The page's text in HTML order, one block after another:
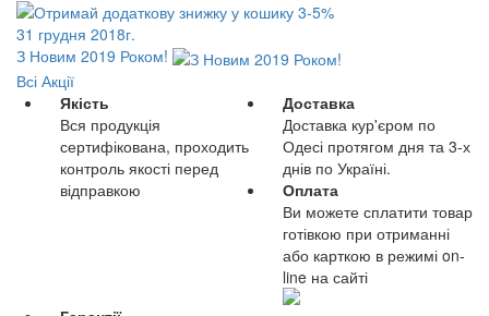
31 грудня 2018г.
З Новим 2019 Роком!
Всі Акції
Якість
Вся продукція
сертифікована, проходить
контроль якості перед
відправкою
Доставка
Доставка кур'єром по
Одесі протягом дня та 3-х
днів по Україні.
Оплата
Ви можете сплатити товар
готівкою при отриманні
або карткою в режимі on-
line на сайті